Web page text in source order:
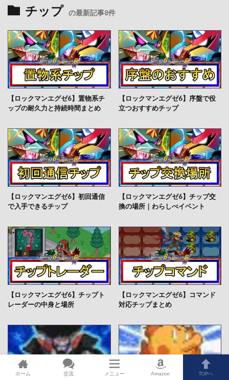
チップ の最新記事8件
【ロックマンエグゼ6】置物系チ
ップの耐久力と持続時間まとめ
【ロックマンエグゼ6】序盤で役
立つおすすめチップ
【ロックマンエグゼ6】初回通信
で入手できるチップ
【ロックマンエグゼ6】チップ交
換の場所｜わらしべイベント
【ロックマンエグゼ6】チップト
レーダーの中身と場所
【ロックマンエグゼ6】コマンド
対応チップまとめ
ホーム 交流 メニュー Amazon TOPへ